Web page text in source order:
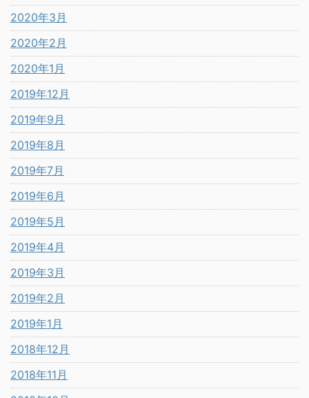
2020年3月
2020年2月
2020年1月
2019年12月
2019年9月
2019年8月
2019年7月
2019年6月
2019年5月
2019年4月
2019年3月
2019年2月
2019年1月
2018年12月
2018年11月